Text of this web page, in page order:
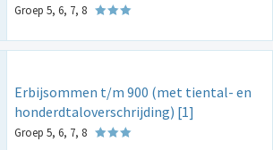
Groep 5, 6, 7, 8
Erbijsommen t/m 900 (met tiental- en
honderdtaloverschrijding) [1]
Groep 5, 6, 7, 8